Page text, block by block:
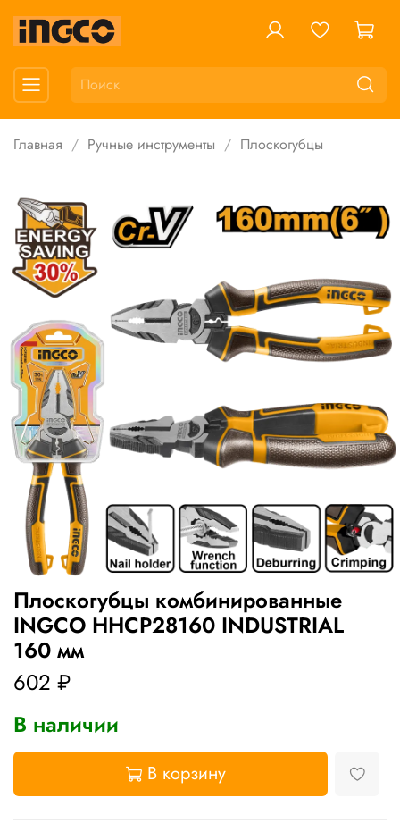
Главная Ручные инструменты Плоскогубцы
Плоскогубцы комбинированные
INGCO HHCP28160 INDUSTRIAL
160 мм
602 ₽
В наличии
В корзину